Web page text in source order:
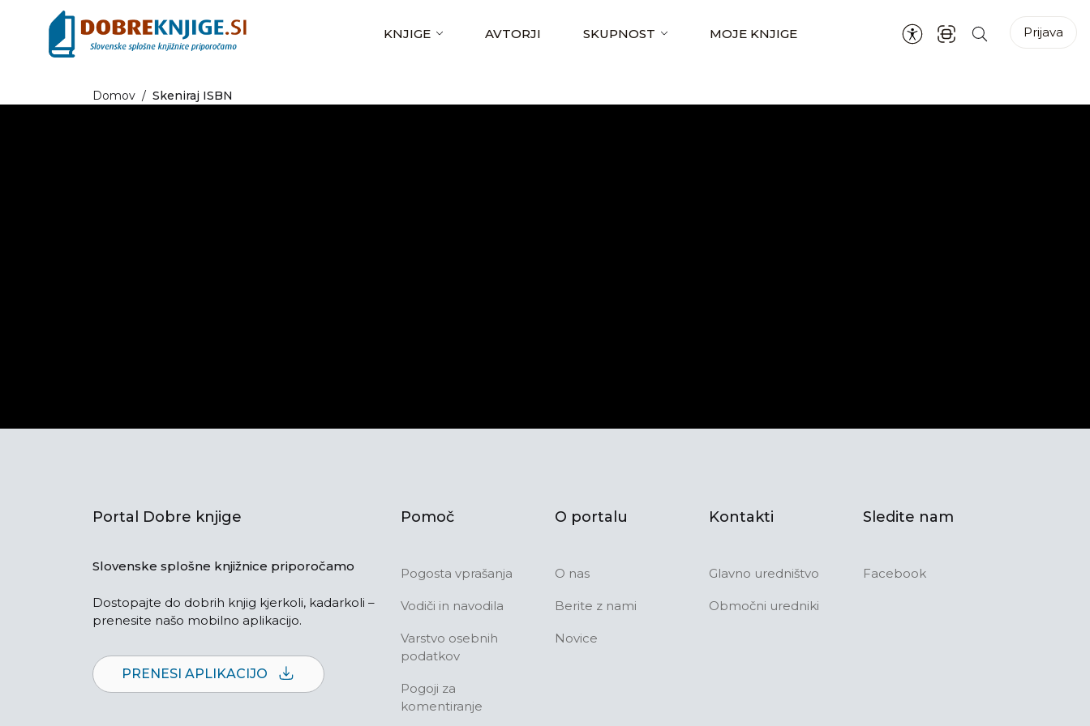
KNJIGE AVTORJI SKUPNOST MOJE KNJIGE Prijava
Domov / Skeniraj ISBN
Portal Dobre knjige
Slovenske splošne knjižnice priporočamo
Dostopajte do dobrih knjig kjerkoli, kadarkoli –
prenesite našo mobilno aplikacijo.
PRENESI APLIKACIJO
Pomoč
Pogosta vprašanja
Vodiči in navodila
Varstvo osebnih
podatkov
Pogoji za
komentiranje
O portalu
O nas
Berite z nami
Novice
Kontakti
Glavno uredništvo
Območni uredniki
Sledite nam
Facebook